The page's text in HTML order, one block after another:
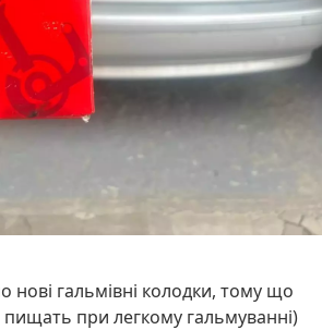
нові гальмівні колодки, тому що
при легкому гальмуванні)